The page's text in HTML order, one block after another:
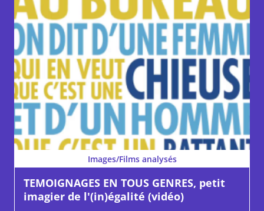
Images/Films analysés
TEMOIGNAGES EN TOUS GENRES, petit
imagier de l'(in)égalité (vidéo)